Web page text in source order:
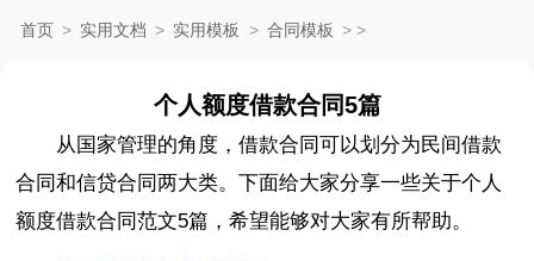
首页 > 实用文档 > 实用模板 > 合同模板 > >
个人额度借款合同5篇
从国家管理的角度，借款合同可以划分为民间借款
合同和信贷合同两大类。下面给大家分享一些关于个人
额度借款合同范文5篇，希望能够对大家有所帮助。